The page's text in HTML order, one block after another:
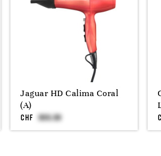
Jaguar HD Calima Coral
(A)
CHF